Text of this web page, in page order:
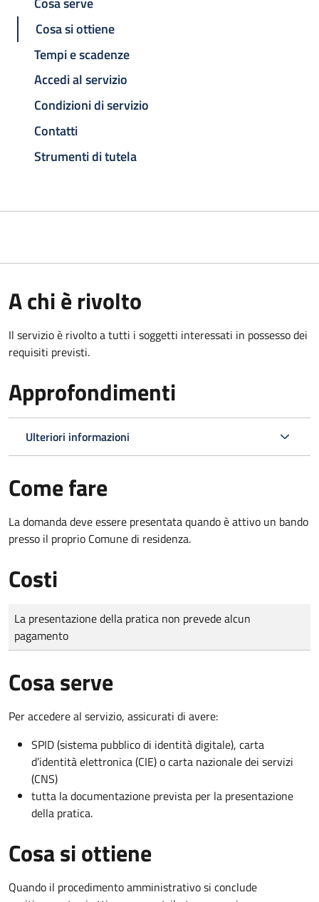
Cosa si ottiene
Tempi e scadenze
Accedi al servizio
Condizioni di servizio
Contatti
Strumenti di tutela
A chi è rivolto
Il servizio è rivolto a tutti i soggetti interessati in possesso dei
requisiti previsti.
Approfondimenti
Ulteriori informazioni
Come fare
La domanda deve essere presentata quando è attivo un bando
presso il proprio Comune di residenza.
Costi
Tipo di pagamento
Importo
La presentazione della pratica non prevede alcun
pagamento
Cosa serve
Per accedere al servizio, assicurati di avere:
SPID (sistema pubblico di identità digitale), carta
d’identità elettronica (CIE) o carta nazionale dei servizi
(CNS)
tutta la documentazione prevista per la presentazione
della pratica.
Cosa si ottiene
Quando il procedimento amministrativo si conclude